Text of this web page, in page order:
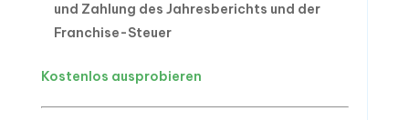
und Zahlung des Jahresberichts und der
Franchise-Steuer
Kostenlos ausprobieren